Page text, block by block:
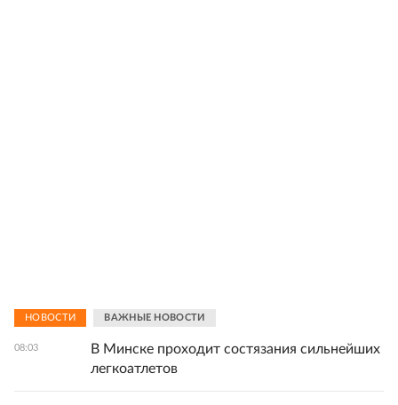
НОВОСТИ ВАЖНЫЕ НОВОСТИ
08:03
В Минске проходит состязания сильнейших
легкоатлетов